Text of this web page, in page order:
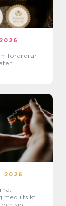
förändrar
2026
med utsikt
sjö